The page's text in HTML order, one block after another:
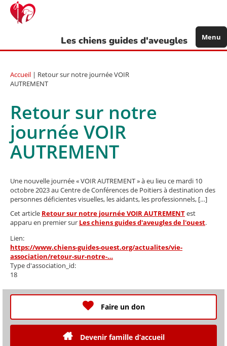
Aller
contenu
Les chiens guides d'aveugles Menu
Accueil | Retour sur notre journée VOIR
AUTREMENT
Retour sur notre
journée VOIR
AUTREMENT
Une nouvelle journée « VOIR AUTREMENT » à eu lieu ce mardi 10
octobre 2023 au Centre de Conférences de Poitiers à destination des
personnes déficientes visuelles, les aidants, les professionnels, […]
Cet article Retour sur notre journée VOIR AUTREMENTest
apparu en premier sur Les chiens guides d'aveugles de l'ouest.
Lien:
https://www.chiens-guides-ouest.org/actualites/vie-
association/retour-sur-notre-…
Type d'association_id:
18
Faire un don
Devenir famille d’accueil